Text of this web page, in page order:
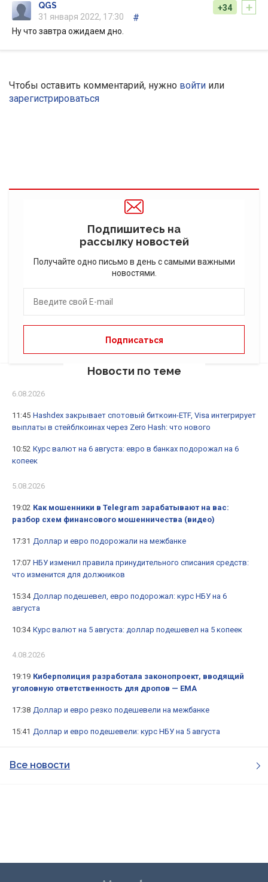
+
+34
QGS
31 января 2022, 17:30
#
Ну что завтра ожидаем дно.
Чтобы оставить комментарий, нужно войти или
зарегистрироваться
Подпишитесь на
рассылку новостей
Получайте одно письмо в день с самыми важными
новостями.
Новости по теме
6.08.2026
11:45 Hashdex закрывает спотовый биткоин-ETF, Visa интегрирует
выплаты в стейблкоинах через Zero Hash: что нового
10:52 Курс валют на 6 августа: евро в банках подорожал на 6
копеек
5.08.2026
19:02 Как мошенники в Telegram зарабатывают на вас:
разбор схем финансового мошенничества (видео)
17:31 Доллар и евро подорожали на межбанке
17:07 НБУ изменил правила принудительного списания средств:
что изменится для должников
15:34 Доллар подешевел, евро подорожал: курс НБУ на 6
августа
10:34 Курс валют на 5 августа: доллар подешевел на 5 копеек
4.08.2026
19:19 Киберполиция разработала законопроект, вводящий
уголовную ответственность для дропов — ЕМА
17:38 Доллар и евро резко подешевели на межбанке
15:41 Доллар и евро подешевели: курс НБУ на 5 августа
Все новости